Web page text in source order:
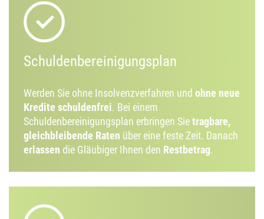
Schuldenbereinigungsplan
Werden Sie ohne Insolvenzverfahren und ohne neue
Kredite schuldenfrei. Bei einem
Schuldenbereinigungsplan erbringen Sietragbare,
gleichbleibende Raten über eine feste Zeit. Danach
erlassen die Gläubiger Ihnen den Restbetrag.